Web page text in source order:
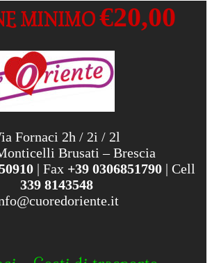
MINIMO€20,00
Fornaci 2h / 2i / 2l
Brusati – Brescia
| Fax +39 0306851790 | Cell
339 8143548